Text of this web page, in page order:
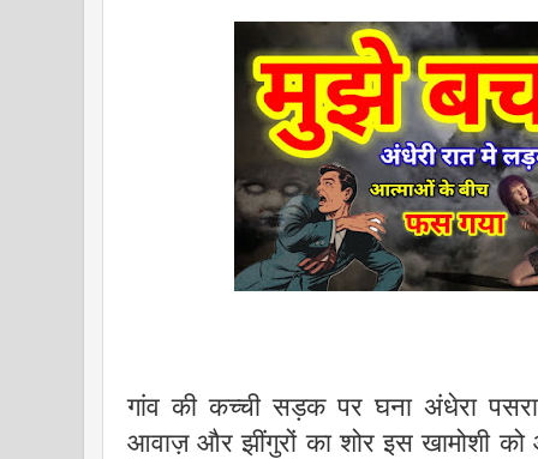
गांव की कच्ची सड़क पर घना अंधेरा
आवाज़ और झींगुरों का शोर इस खामोशी को